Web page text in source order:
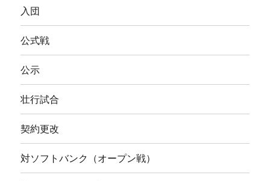
入団
公式戦
公示
壮行試合
契約更改
対ソフトバンク（オープン戦）